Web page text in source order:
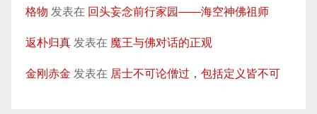
格物 发表在 回头妄念前行家园——海空神佛祖师
返朴归真 发表在 魔王与佛对话的正观
金刚赤金 发表在 居士不可论僧过，包括定义皆不可